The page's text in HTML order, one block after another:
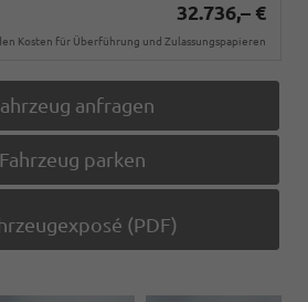
32.736,– €
Kosten für Überführung und Zulassungspapieren
anfragen
Fahrzeug parken
(PDF)